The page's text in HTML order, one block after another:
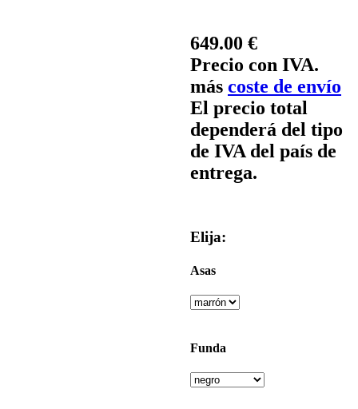
649.00 €
Precio con IVA.
más coste de envío
El precio total
dependerá del tipo
de IVA del país de
entrega.
Elija:
Asas
Funda